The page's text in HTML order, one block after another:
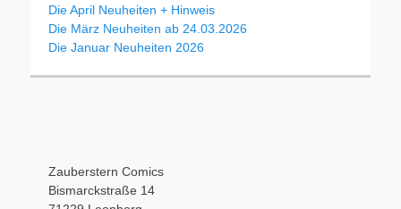
Die April Neuheiten + Hinweis
Die März Neuheiten ab 24.03.2026
Die Januar Neuheiten 2026
Zauberstern Comics
Bismarckstraße 14